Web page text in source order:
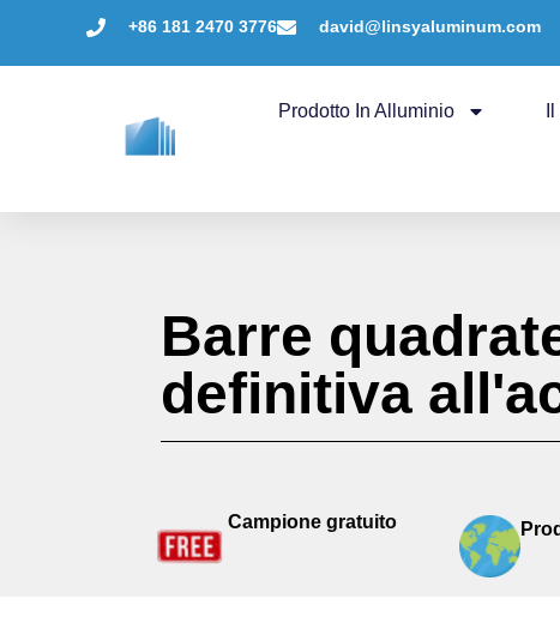
+86 181 2470 3776 david@linsyaluminum.com
Prodotto In Alluminio
Barre
definitiva
Campione gratuito